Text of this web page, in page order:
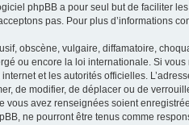
phpBB a pour seul but de faciliter
pas. Pour plus d’informations
obscène, vulgaire, diffamatoire,
ou encore la loi internationale. Si
et les autorités officielles.
de modifier, de déplacer ou de
vous avez renseignées soient
ne pourront être tenus comme